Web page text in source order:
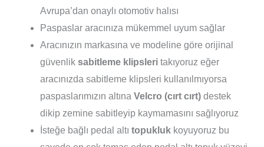
Avrupa’dan onaylı otomotiv halısı
Paspaslar aracınıza mükemmel uyum sağlar
Aracınızın markasına ve modeline göre orijinal
güvenlik sabitleme klipsleri takıyoruz eğer
aracınızda sabitleme klipsleri kullanılmıyorsa
paspaslarımızın altına Velcro (cırt cırt) destek
dikip zemine sabitleyip kaymamasını sağlıyoruz
İsteğe bağlı pedal altı topukluk koyuyoruz bu